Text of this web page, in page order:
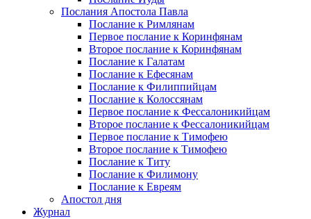
Послания Апостола Павла
Послание к Римлянам
Первое послание к Коринфянам
Второе послание к Коринфянам
Послание к Галатам
Послание к Ефесянам
Послание к Филиппийцам
Послание к Колоссянам
Первое послание к Фессалоникийцам
Второе послание к Фессалоникийцам
Первое послание к Тимофею
Второе послание к Тимофею
Послание к Титу
Послание к Филимону
Послание к Евреям
Апостол дня
Журнал